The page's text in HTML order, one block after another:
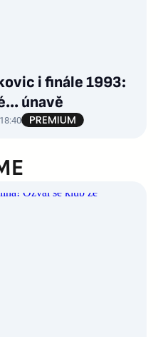
i finále 1993:
únavě
18:40